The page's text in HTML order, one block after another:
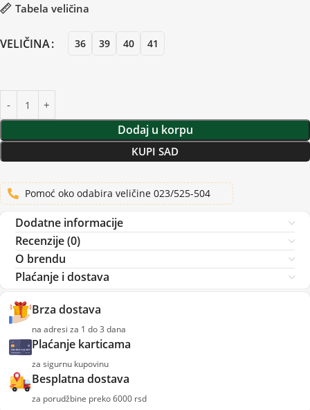
Tabela veličina
VELIČINA 36 39 40 41
Dodaj u korpu
KUPI SAD
Pomoć oko odabira veličine 023/525-504
Dodatne informacije
Recenzije (0)
O brendu
Plaćanje i dostava
Brza dostava
na adresi za 1 do 3 dana
Plaćanje karticama
za sigurnu kupovinu
Besplatna dostava
za porudžbine preko 6000 rsd